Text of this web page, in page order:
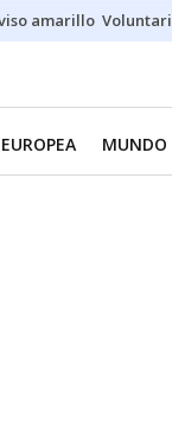
amarillo
MUNDO